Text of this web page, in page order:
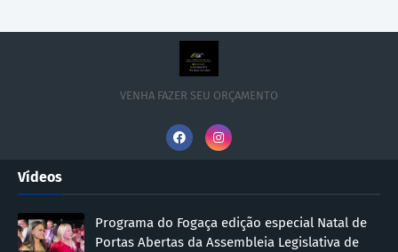
VENHA FAZER SEU ORÇAMENTO
Vídeos
Programa do Fogaça edição especial Natal de
Portas Abertas da Assembleia Legislativa de